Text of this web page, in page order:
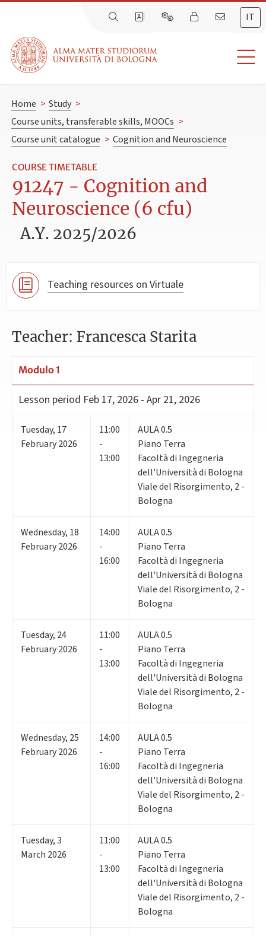
IT
Home > Study >
Course units, transferable skills, MOOCs >
Course unit catalogue > Cognition and Neuroscience
COURSE TIMETABLE
91247 - Cognition and
Neuroscience (6 cfu)
A.Y. 2025/2026
Teaching resources on Virtuale
Teacher: Francesca Starita
Modulo 1
Lesson period Feb 17, 2026 - Apr 21, 2026
Tuesday, 17
February 2026
11:00
-
13:00
AULA 0.5
Piano Terra
Facoltà di Ingegneria
dell'Università di Bologna
Viale del Risorgimento, 2 -
Bologna
Wednesday, 18
February 2026
14:00
-
16:00
AULA 0.5
Piano Terra
Facoltà di Ingegneria
dell'Università di Bologna
Viale del Risorgimento, 2 -
Bologna
Tuesday, 24
February 2026
11:00
-
13:00
AULA 0.5
Piano Terra
Facoltà di Ingegneria
dell'Università di Bologna
Viale del Risorgimento, 2 -
Bologna
Wednesday, 25
February 2026
14:00
-
16:00
AULA 0.5
Piano Terra
Facoltà di Ingegneria
dell'Università di Bologna
Viale del Risorgimento, 2 -
Bologna
Tuesday,3
March 2026
11:00
-
13:00
AULA 0.5
Piano Terra
Facoltà di Ingegneria
dell'Università di Bologna
Viale del Risorgimento, 2 -
Bologna